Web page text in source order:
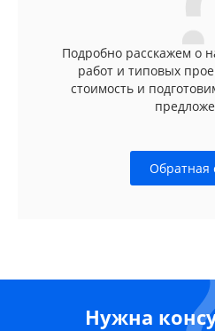
Подробно расскажем о
работ и типовых
стоимость и
Обратная
Нужна